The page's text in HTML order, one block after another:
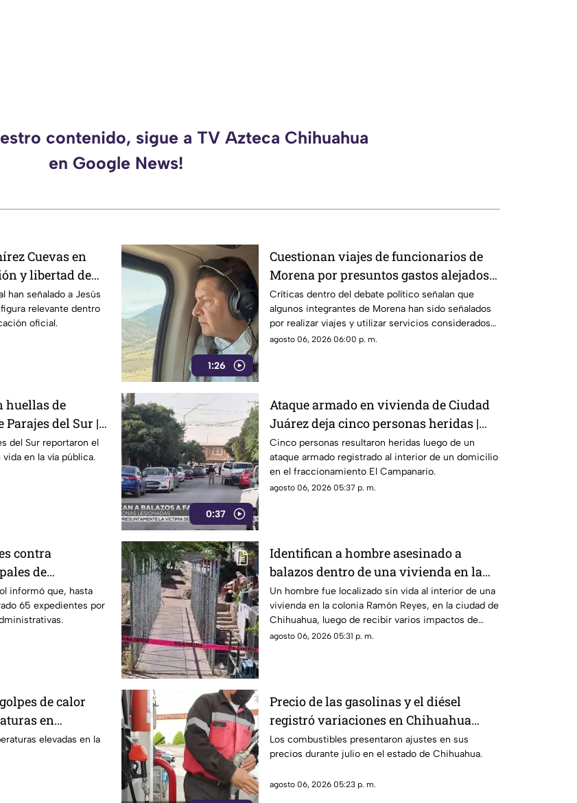
contenido, sigue a TV Azteca Chihuahua
en Google News!
Cuevas en
y libertad de
han señalado a Jesús
relevante dentro
oficial.
1:26
Cuestionan viajes de funcionarios de
Morena por presuntos gastos alejados
de la austeridad
Críticas dentro del debate político señalan que
algunos integrantes de Morena han sido señalados
por realizar viajes y utilizar servicios considerados
de lujo.
agosto 06, 2026 06:00 p. m.
huellas de
del Sur |
del Sur reportaron el
en la vía pública.
0:37
Ataque armado en vivienda de Ciudad
Juárez deja cinco personas heridas |
VIDEO
Cinco personas resultaron heridas luego de un
ataque armado registrado al interior de un domicilio
en el fraccionamiento El Campanario.
agosto 06, 2026 05:37 p. m.
contra
de
informó que, hasta
65 expedientes por
Identifican a hombre asesinado a
balazos dentro de una vivienda en la
colonia Ramón Reyes
Un hombre fue localizado sin vida al interior de una
vivienda en la colonia Ramón Reyes, en la ciudad de
Chihuahua, luego de recibir varios impactos de
arma de fuego.
agosto 06, 2026 05:31 p. m.
de calor
en
elevadas en la
Precio de las gasolinas y el diésel
registró variaciones en Chihuahua
durante julio | VIDEO
Los combustibles presentaron ajustes en sus
precios durante julio en el estado de Chihuahua.
agosto 06, 2026 05:23 p. m.